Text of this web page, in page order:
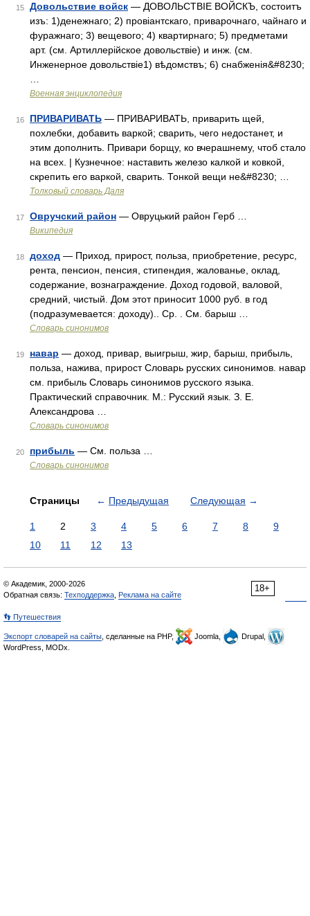
15 Довольствие войск — ДОВОЛЬСТВІЕ ВОЙСКЪ, состоитъ
изъ: 1)денежнаго; 2) провіантскаго, приварочнаго, чайнаго и
фуражнаго; 3) вещевого; 4) квартирнаго; 5) предметами
арт. (см. Артиллерійское довольствіе) и инж. (см.
Инженерное довольствіе1) вѣдомствъ; 6) снабженія&#8230;
Военная энциклопедия
16 ПРИВАРИВАТЬ — ПРИВАРИВАТЬ, приварить щей,
похлебки, добавить варкой; сварить, чего недостанет, и
этим дополнить. Привари борщу, ко вчерашнему, чтоб стало
на всех. | Кузнечное: наставить железо калкой и ковкой,
скрепить его варкой, сварить. Тонкой вещи не&#8230; …
Толковый словарь Даля
17 Овручский район — Овруцький район Герб …
Википедия
18 доход — Приход, прирост, польза, приобретение, ресурс,
рента, пенсион, пенсия, стипендия, жалованье, оклад,
содержание, вознаграждение. Доход годовой, валовой,
средний, чистый. Дом этот приносит 1000 руб. в год
(подразумевается: доходу).. Ср. . См. барыш …
Словарь синонимов
19 навар — доход, привар, выигрыш, жир, барыш, прибыль,
польза, нажива, прирост Словарь русских синонимов. навар
см. прибыль Словарь синонимов русского языка.
Практический справочник. М.: Русский язык. З. Е.
Александрова …
Словарь синонимов
20 прибыль — См. польза …
Словарь синонимов
Страницы ← Предыдущая Следующая →
1 2 3 4 5 6 7 8
9
10
11 12 13
18+
© Академик, 2000-2026
Обратная связь: Техподдержка Реклама на сайте
👣 Путешествия
Экспорт словарей на сайты , сделанные на PHP, Joomla,
Drupal,
WordPress, MODx.